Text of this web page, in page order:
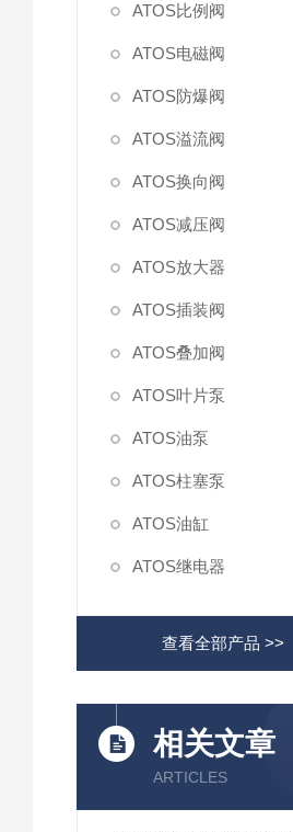
ATOS比例阀
ATOS电磁阀
ATOS防爆阀
ATOS溢流阀
ATOS换向阀
ATOS减压阀
ATOS放大器
ATOS插装阀
ATOS叠加阀
ATOS叶片泵
ATOS油泵
ATOS柱塞泵
ATOS油缸
ATOS继电器
查看全部产品 >>
相关文章
ARTICLES